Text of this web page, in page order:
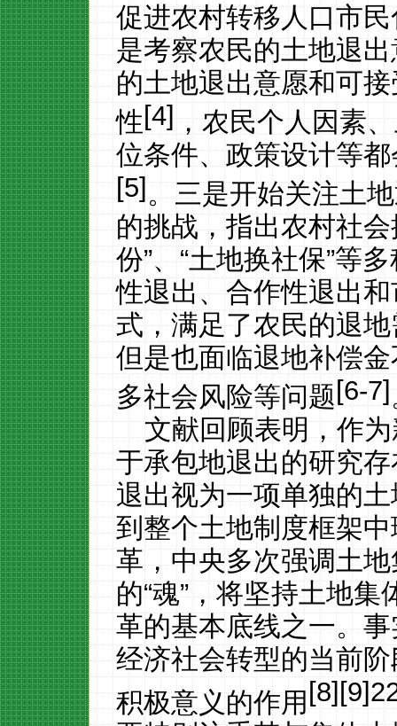
促进农村转移人口市
是考察农民的土地退
的土地退出意愿和可
性[4]，农民个人因素
位条件、政策设计等
[5]。三是开始关注土
的挑战，指出农村社会
份”、“土地换社保”等
性退出、合作性退出
式，满足了农民的退
但是也面临退地补偿
多社会风险等问题[6-7]
文献回顾表明，作
于承包地退出的研究
退出视为一项单独的
到整个土地制度框架
革，中央多次强调土
的“魂”，将坚持土地
革的基本底线之一。
经济社会转型的当前
积极意义的作用